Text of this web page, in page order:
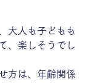
大人も子どもも
、楽しそうでし
方は、年齢関係